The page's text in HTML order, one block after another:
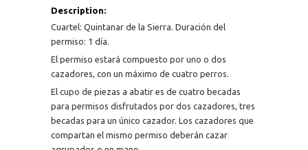
Description:
Cuartel: Quintanar de la Sierra. Duración del
permiso: 1 día.
El permiso estará compuesto por uno o dos
cazadores, con un máximo de cuatro perros.
El cupo de piezas a abatir es de cuatro becadas
para permisos disfrutados por dos cazadores, tres
becadas para un único cazador. Los cazadores que
compartan el mismo permiso deberán cazar